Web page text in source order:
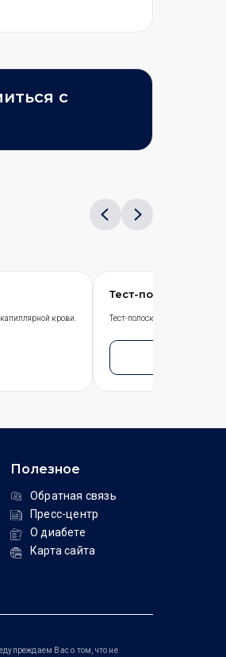
с
крови.
Тест-полоски
Тест-полоски предназначены
Полезное
Обратная связь
Пресс-центр
О диабете
Карта сайта
Вас о том, что не